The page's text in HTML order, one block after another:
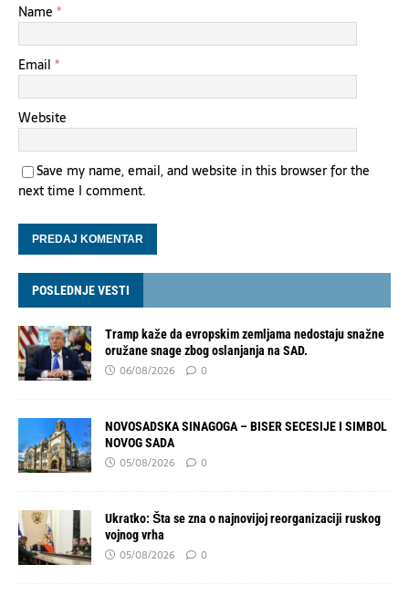
Name *
Email *
Website
Save my name, email, and website in this browser for the
next time I comment.
POSLEDNJE VESTI
Tramp kaže da evropskim zemljama nedostaju snažne
oružane snage zbog oslanjanja na SAD.
06/08/2026 0
NOVOSADSKA SINAGOGA – BISER SECESIJE I SIMBOL
NOVOG SADA
05/08/2026 0
Ukratko: Šta se zna o najnovijoj reorganizaciji ruskog
vojnog vrha
05/08/2026 0